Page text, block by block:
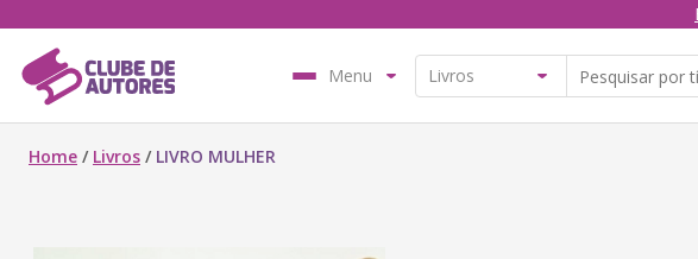
Menu
Home / Livros / LIVRO MULHER